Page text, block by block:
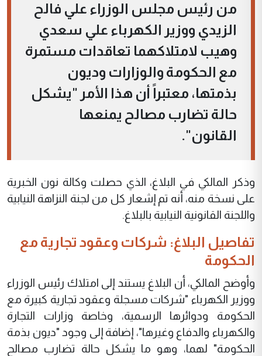
من رئيس مجلس الوزراء علي فالح
الزيدي ووزير الكهرباء علي سعدي
وهيب لامتلاكهما تعاقدات مستمرة
مع الحكومة والوزارات وديون
بذمتها، معتبراً أن هذا الأمر "يشكل
حالة تضارب مصالح يمنعها
القانون".
وذكر المالكي في البلاغ، الذي حصلت وكالة نون الخبرية
على نسخة منه، أنه تم إشعار كل من لجنة النزاهة النيابية
واللجنة القانونية النيابية بالبلاغ.
تفاصيل البلاغ: شركات وعقود تجارية مع
الحكومة
وأوضح المالكي، أن البلاغ يستند إلى امتلاك رئيس الوزراء
ووزير الكهرباء "شركات مسجلة وعقود تجارية كبيرة مع
الحكومة ودوائرها الرسمية، وخاصة وزارات التجارة
والكهرباء والدفاع وغيرها"، إضافة إلى وجود "ديون بذمة
الحكومة" لهما، وهو ما يشكل حالة تضارب مصالح